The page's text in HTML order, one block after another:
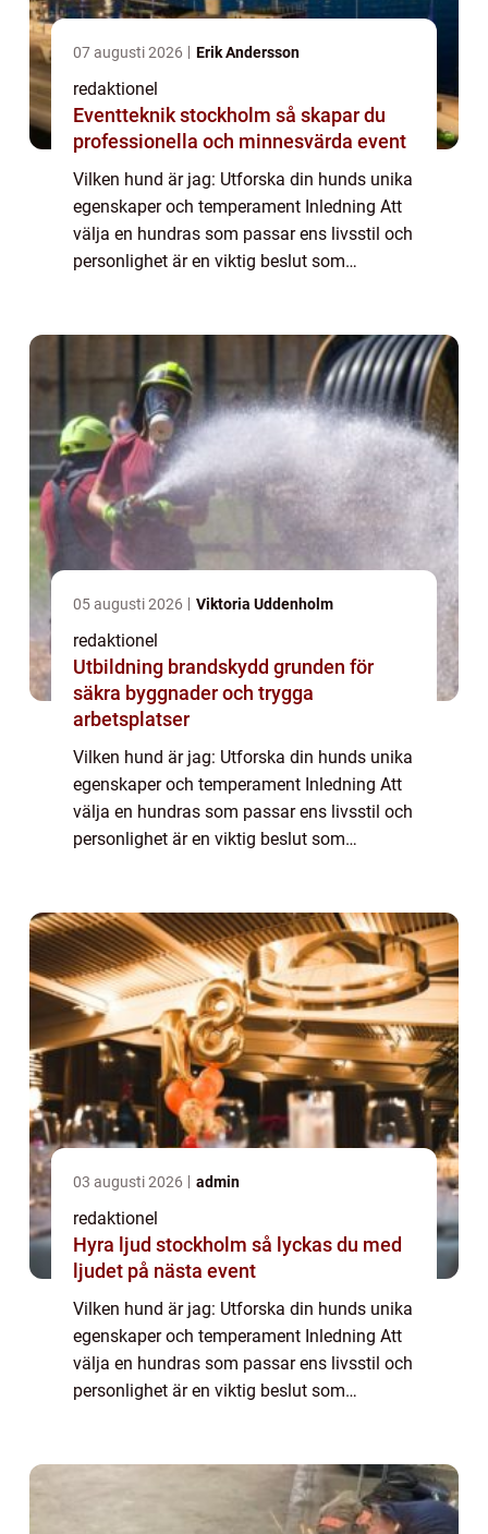
07 augusti 2026 Erik Andersson
redaktionel
Eventteknik stockholm så skapar du
professionella och minnesvärda event
Vilken hund är jag: Utforska din hunds unika
egenskaper och temperament Inledning Att
välja en hundras som passar ens livsstil och
personlighet är en viktig beslut som
05 augusti 2026 Viktoria Uddenholm
redaktionel
Utbildning brandskydd grunden för
säkra byggnader och trygga
arbetsplatser
Vilken hund är jag: Utforska din hunds unika
egenskaper och temperament Inledning Att
välja en hundras som passar ens livsstil och
personlighet är en viktig beslut som
03 augusti 2026 admin
redaktionel
Hyra ljud stockholm så lyckas du med
ljudet på nästa event
Vilken hund är jag: Utforska din hunds unika
egenskaper och temperament Inledning Att
välja en hundras som passar ens livsstil och
personlighet är en viktig beslut som